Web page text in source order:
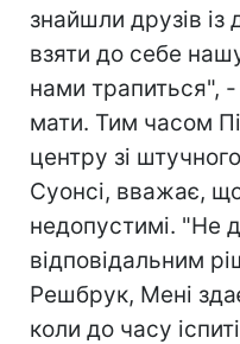
знайшли друзів із
взяти до себе
нами трапиться",
мати. Тим часом
центру зі
Суонсі, вважає,
недопустимі. "Не
відповідальним
Решбрук, Мені
коли до часу